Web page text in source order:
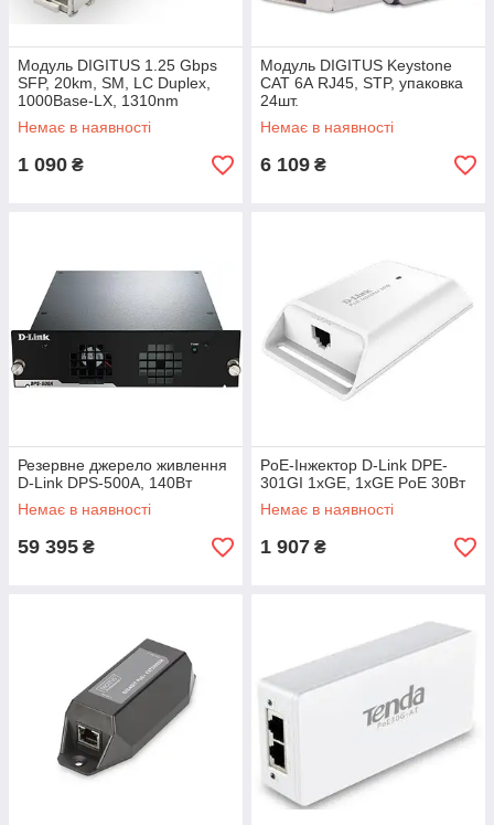
Модуль DIGITUS 1.25 Gbps
SFP, 20km, SM, LC Duplex,
1000Base-LX, 1310nm
Немає в наявності
1 090 ₴
Модуль DIGITUS Keystone
САТ 6А RJ45, STP, упаковка
24шт.
Немає в наявності
6 109 ₴
Резервне джерело живлення
D-Link DPS-500A, 140Вт
Немає в наявності
59 395 ₴
PoE-Iнжектор D-Link DPE-
301GI 1xGE, 1xGE PoE 30Вт
Немає в наявності
1 907 ₴